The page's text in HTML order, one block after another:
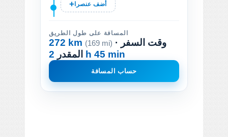
أضف عنصرا
المسافة على طول الطريق
272 km (169 mi) · وقت السفر
المقدر 2 h 45 min
حساب المسافة